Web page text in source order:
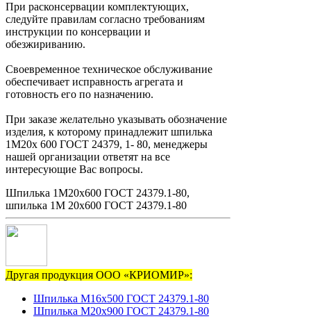
При расконсервации комплектующих,
следуйте правилам согласно требованиям
инструкции по консервации и
обезжириванию.
Своевременное техническое обслуживание
обеспечивает исправность агрегата и
готовность его по назначению.
При заказе желательно указывать обозначение
изделия, к которому принадлежит шпилька
1М20х 600 ГОСТ 24379, 1- 80, менеджеры
нашей организации ответят на все
интересующие Вас вопросы.
Шпилька 1М20х600 ГОСТ 24379.1-80,
шпилька 1М 20х600 ГОСТ 24379.1-80
Другая продукция ООО «КРИОМИР»:
Шпилька М16х500 ГОСТ 24379.1-80
Шпилька М20х900 ГОСТ 24379.1-80